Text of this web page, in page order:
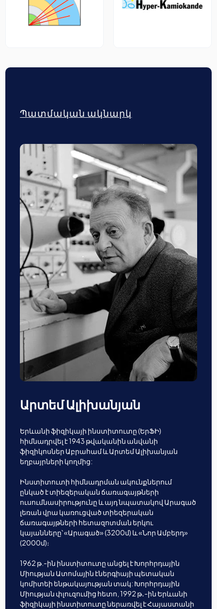
Պատմական ակնարկ
Արտեմ Ալիխանյան
Երևանի ֆիզիկայի ինստիտուտը (ԵրՖԻ)
հիմնադրվել է 1943 թվականին անվանի
ֆիզիկոսներ Աբրահամ և Արտեմ Ալիխանյան
եղբայրների կողմից:
Ինստիտուտի հիմնադրման ակունքներում
ընկած է տիեզերական ճառագայթների
ուսումնասիրությունը և այդ նպատակով Արագած
լեռան վրա կառուցված տիեզերական
ճառագայթների հետազոտման երկու
կայանները՝ «Արագած» (3200մ) և «Նոր Ամբերդ»
(2000մ)։
1962 թ.-ին ինստիտուտը անցել է Խորհրդային
Միության Ատոմային էներգիայի պետական
կոմիտեի ենթակայության տակ: Խորհրդային
Միության փլուզումից հետո, 1992 թ․-ին Երևանի
ֆիզիկայի ինստիտուտը ներառվել է Հայաստանի